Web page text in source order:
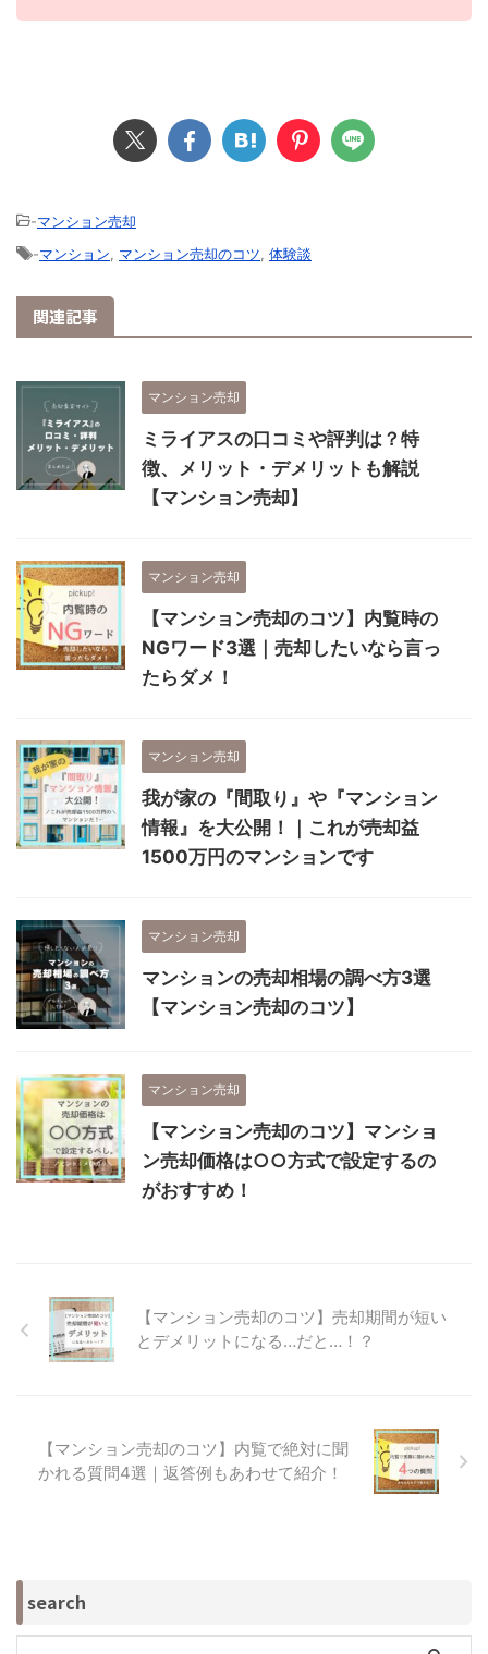
-マンション売却
-マンション マンション売却のコツ 体験談
関連記事
マンション売却
ミライアスの口コミや評判は？特
徴、メリット・デメリットも解説
【マンション売却】
マンション売却
【マンション売却のコツ】内覧時の
NGワード3選｜売却したいなら言っ
たらダメ！
マンション売却
我が家の『間取り』や『マンション
情報』を大公開！｜これが売却益
1500万円のマンションです
マンション売却
マンションの売却相場の調べ方3選
【マンション売却のコツ】
マンション売却
【マンション売却のコツ】マンショ
ン売却価格は○○方式で設定するの
がおすすめ！
【マンション売却のコツ】売却期間が短い
とデメリットになる…だと…！？
【マンション売却のコツ】内覧で絶対に聞
かれる質問4選｜返答例もあわせて紹介！
search